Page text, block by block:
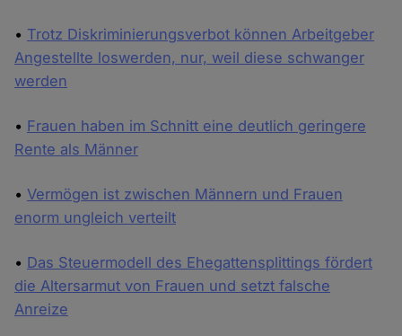
• Trotz Diskriminierungsverbot können Arbeitgeber
Angestellte loswerden, nur, weil diese schwanger
werden
• Frauen haben im Schnitt eine deutlich geringere
Rente als Männer
•Vermögen ist zwischen Männern und Frauen
enorm ungleich verteilt
• Das Steuermodell des Ehegattensplittings fördert
die Altersarmut von Frauen und setzt falsche
Anreize